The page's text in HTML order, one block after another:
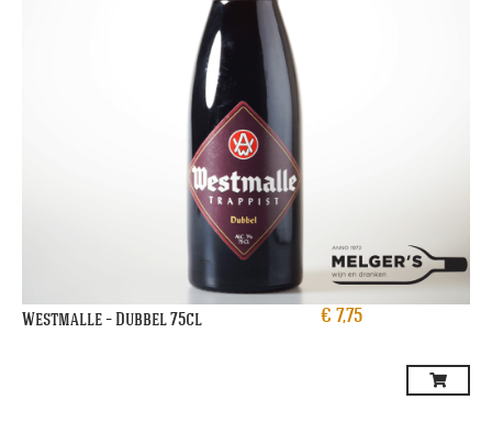
Westmalle – Dubbel 75cl € 7,75